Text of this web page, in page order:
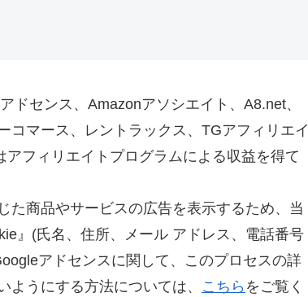
ドセンス、Amazonアソシエイト、A8.net、
コマース、レントラックス、TGアフィリエイ
フィリエイトプログラムによる収益を得て
た商品やサービスの広告を表示するため、当
』(氏名、住所、メール アドレス、電話番号
アドセンスに関して、このプロセスの詳
うにする方法については、 こちら をご覧く